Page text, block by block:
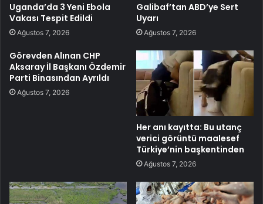
Uganda’da 3 Yeni Ebola
Vakası Tespit Edildi
Ağustos 7, 2026
Galibaf’tan ABD’ye Sert
Uyarı
Ağustos 7, 2026
Görevden Alınan CHP
Aksaray İl Başkanı Özdemir
Parti Binasından Ayrıldı
Ağustos 7, 2026
Her anı kayıtta: Bu utanç
verici görüntü maalesef
Türkiye’nin başkentinden
Ağustos 7, 2026